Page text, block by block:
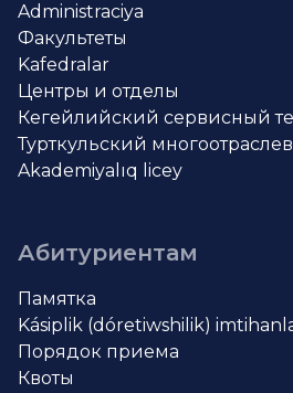
Administraciya
Факультеты
Kafedralar
Центры и отделы
Кегейлийский сервисный
Турткульский
Akademiyalıq licey
Абитуриентам
Памятка
Kásiplik (dóretiwshilik)
Порядок приема
Квоты